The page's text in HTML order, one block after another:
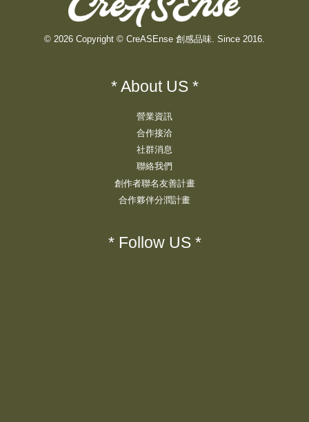
© 2026 Copyright © CreASEnse 創感品味. Since 2016.
* About US *
營業資訊
合作接洽
社群消息
聯絡我們
創作者聯名友善計畫
合作夥伴分潤計畫
* Follow US *